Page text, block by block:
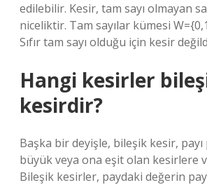
edilebilir. Kesir, tam sayı olmayan
niceliktir. Tam sayılar kümesi
Sıfır tam sayı olduğu için kesir
Hangi kesirler
kesirdir?
Başka bir deyişle, bileşik kesir, payı
büyük veya ona eşit olan kesirlere
Bileşik kesirler, paydaki değerin